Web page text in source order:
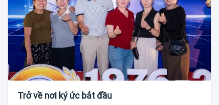
Trở về nơi ký ức bắt đầu